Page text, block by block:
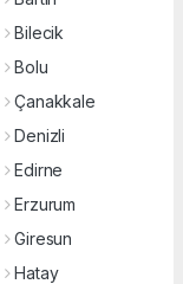
Bilecik
Bolu
Çanakkale
Denizli
Edirne
Erzurum
Giresun
Hatay